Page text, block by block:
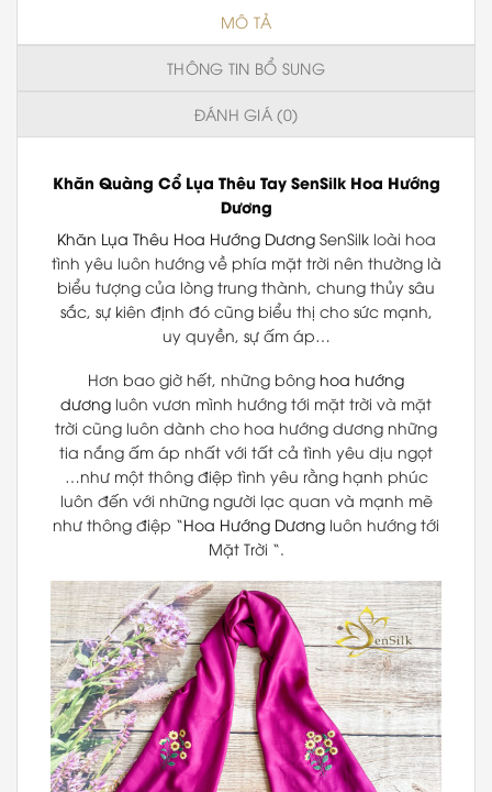
MÔ TẢ
THÔNG TIN BỔ SUNG
ĐÁNH GIÁ (0)
Khăn Quàng Cổ Lụa Thêu Tay SenSilkHoa Hướng
Dương
Khăn Lụa Thêu Hoa Hướng DươngSenSilk loài hoa
tình yêu luôn hướng về phía mặt trời nên thường là
biểu tượng của lòng trung thành, chung thủy sâu
sắc, sự kiên định đó cũng biểu thị cho sức mạnh,
uy quyền, sự ấm áp…
Hơn bao giờ hết, những bông hoa hướng
dương luôn vươn mình hướng tới mặt trời và mặt
trời cũng luôn dành cho hoa hướng dương những
tia nắng ấm áp nhất với tất cả tình yêu dịu ngọt
…như một thông điệp tình yêu rằng hạnh phúc
luôn đến với những người lạc quan và mạnh mẽ
như thông điệp “Hoa Hướng Dương luôn hướng tới
Mặt Trời “.